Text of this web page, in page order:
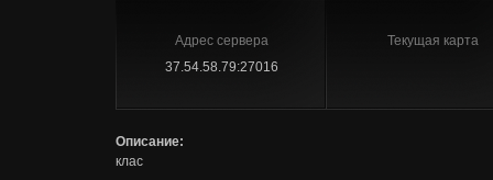
Адрес сервера
37.54.58.79:27016
Текущая карта
Описание:
клас